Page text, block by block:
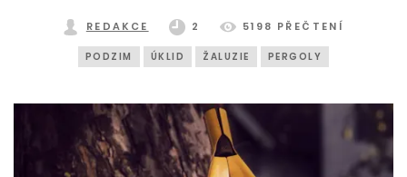
REDAKCE 2 5198 PŘEČTENÍ
PODZIM ÚKLID ŽALUZIE PERGOLY